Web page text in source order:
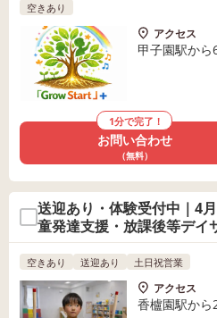
空きあり
アクセス
甲子園駅か
1分で完了！
お問い合わせ
（無料）
送迎あり・体験受付中｜4
童発達支援・放課後等デイ
空きあり 送迎あり 土日祝営業
アクセス
香櫨園駅か